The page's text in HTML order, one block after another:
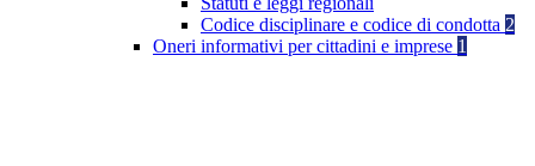
Codice disciplinare e codice di condotta 2
Oneri informativi per cittadini e imprese 1